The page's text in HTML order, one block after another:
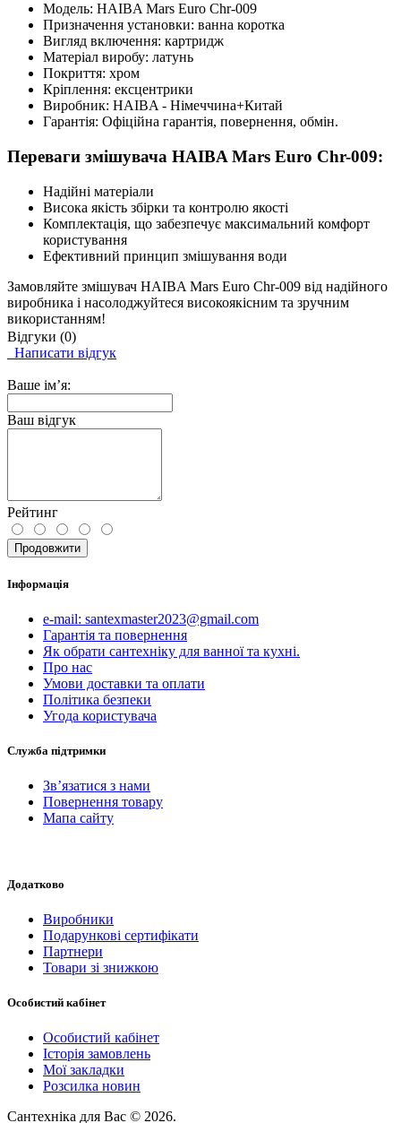
Модель: HAIBA Mars Euro Chr-009
Призначення установки: ванна коротка
Вигляд включення: картридж
Матеріал виробу: латунь
Покриття: хром
Кріплення: ексцентрики
Виробник: HAIBA - Німеччина+Китай
Гарантія: Офіційна гарантія, повернення, обмін.
Переваги змішувача HAIBA Mars Euro Chr-009:
Надійні матеріали
Висока якість збірки та контролю якості
Комплектація, що забезпечує максимальний комфорт
користування
Ефективний принцип змішування води
Замовляйте змішувач HAIBA Mars Euro Chr-009 від надійного
виробника і насолоджуйтеся високоякісним та зручним
використанням!
Відгуки (0)
Написати відгук
Ваше ім’я:
Ваш відгук
Рейтинг
Продовжити
Інформація
e-mail: santexmaster2023@gmail.com
Гарантія та повернення
Як обрати сантехніку для ванної та кухні.
Про нас
Умови доставки та оплати
Політика безпеки
Угода користувача
Служба підтримки
Зв’язатися з нами
Повернення товару
Мапа сайту
Додатково
Виробники
Подарункові сертифікати
Партнери
Товари зі знижкою
Особистий кабінет
Особистий кабінет
Історія замовлень
Мої закладки
Розсилка новин
Сантехніка для Вас © 2026.